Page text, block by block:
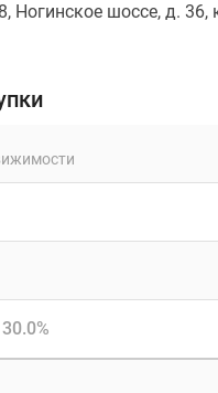
Ногинское шоссе, д. 36,
30.0%